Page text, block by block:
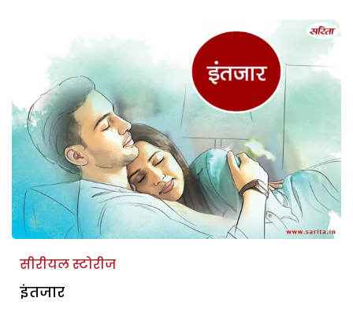
सीरीयल स्टोरीज
इंतजार